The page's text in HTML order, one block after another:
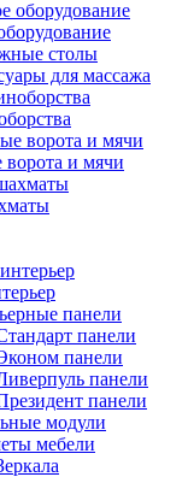
столы
для массажа
и мячи
панели
панели
панели
панели
панели
модули
мебели